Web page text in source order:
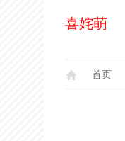
喜姹萌
首页